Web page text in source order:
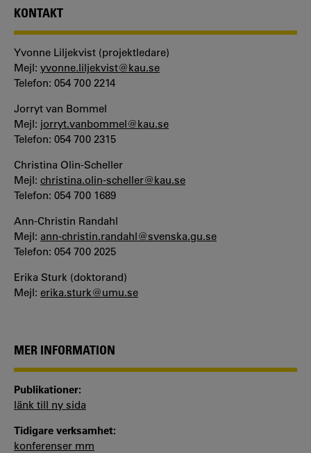
KONTAKT
Yvonne Liljekvist (projektledare)
Mejl: yvonne.liljekvist@kau.se
Telefon: 054 700 2214
Jorryt van Bommel
Mejl: jorryt.vanbommel@kau.se
Telefon: 054 700 2315
Christina Olin-Scheller
Mejl: christina.olin-scheller@kau.se
Telefon: 054 700 1689
Ann-Christin Randahl
Mejl: ann-christin.randahl@svenska.gu.se
Telefon: 054 700 2025
Erika Sturk (doktorand)
Mejl: erika.sturk@umu.se
MER INFORMATION
Publikationer:
länk till ny sida
Tidigare verksamhet:
konferenser mm